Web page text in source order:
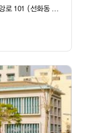
대전광역시 중구 중앙로 101 (선화동 287-2)